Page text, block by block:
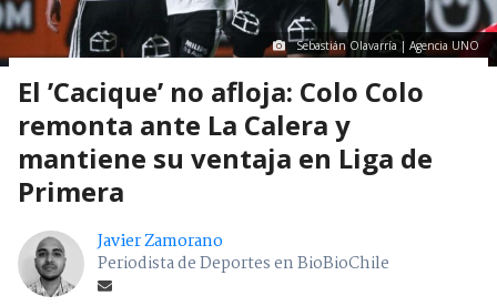
Sebastián Olavarría | Agencia UNO
El ’Cacique’ no afloja: Colo Colo
remonta ante La Calera y
mantiene su ventaja en Liga de
Primera
Javier Zamorano
Periodista de Deportes en BioBioChile